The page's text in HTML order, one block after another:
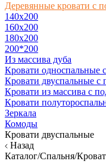
Деревянные кровати с
140x200
160х200
180х200
200*200
Из массива дуба
Кровати односпальные
Кровати двуспальные
Кровати из массива с
Кровати
Зеркала
Комоды
Кровати двуспальные
Назад
Каталог/Спальня/